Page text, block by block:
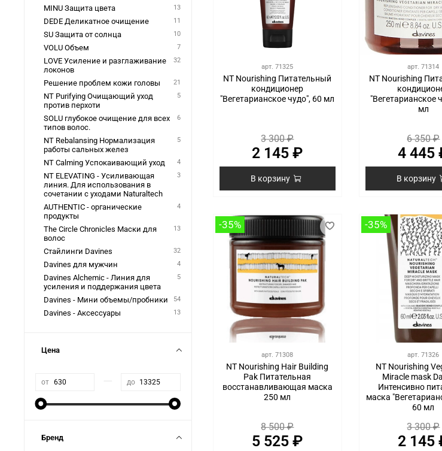
арт.71325
NT Nourishing Питательный
кондиционер
"Вегетарианское чудо", 60 мл
3 300 ₽
2 145 ₽
В корзину
арт.71314
NT Nourishing
"Вегетарианское
мл
6 350 ₽
4 445
В корзину
-35%
арт.71308
NT Nourishing Hair Building
Pak Питательная
восстанавливающая маска
250 мл
8 500 ₽
5 525 ₽
-35%
арт.71326
NT Nourishing
Miracle mask
Интенсивно
маска
60 мл
3 300 ₽
2 145
MINU Защита цвета 13
DEDE Деликатное очищение 11
SU Защита от солнца 10
VOLU Объем 7
LOVE Усиление и разглаживание
локонов
32
Решение проблем кожи головы 21
NT Purifying Очищающий уход
против перхоти
5
SOLU глубокое очищение для всех
типов волос.
6
NT Rebalansing Нормализация
работы сальных желез
5
NT Calming Успокаивающий уход 4
NT ELEVATING - Усиливающая
линия. Для использования в
сочетании с уходами Naturaltech
3
AUTHENTIC - органические
продукты
4
The Circle Chronicles Маски для
волос
13
Стайлинги Davines 32
Davines для мужчин 4
Davines Alchemic - Линия для
усиления и поддержания цвета
5
Davines - Мини объемы/пробники 54
Davines - Аксессуары 13
Цена
от до
Бренд